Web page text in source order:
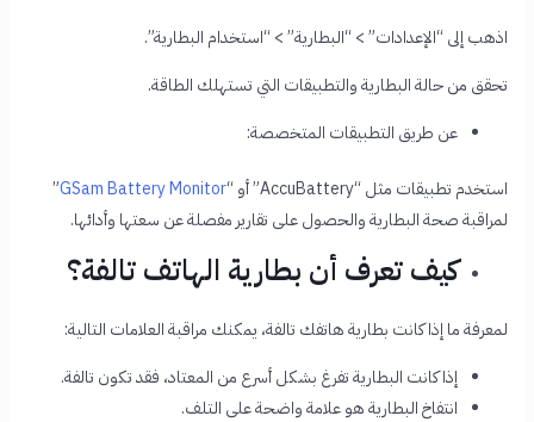
اذهب إلى “الإعدادات” > “البطارية” > “استخدام البطارية”.
تحقق من حالة البطارية والتطبيقات التي تستهلك الطاقة.
عن طريق التطبيقات المتخصصة:
استخدم تطبيقات مثل “AccuBattery” أو “ GSam Battery Monitor
”
لمراقبة صحة البطارية والحصول على تقارير مفصلة عن سعتها وأدائها.
كيف تعرف أن بطارية الهاتف تالفة؟
لمعرفة ما إذا كانت بطارية هاتفك تالفة، يمكنك مراقبة العلامات التالية:
إذا كانت البطارية تفرغ بشكل أسرع من المعتاد، فقد تكون تالفة.
انتفاخ البطارية هو علامة واضحة على التلف.